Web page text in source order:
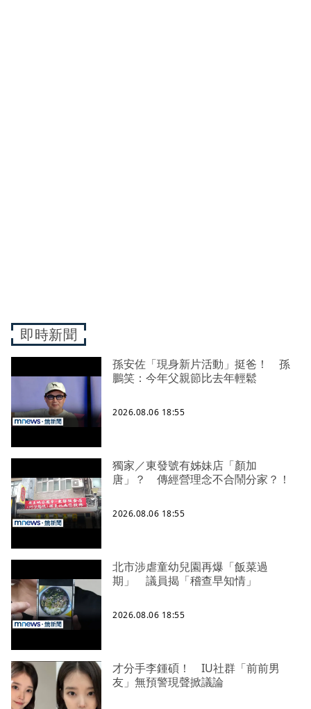
即時新聞
孫安佐「現身新片活動」挺爸！ 孫
鵬笑：今年父親節比去年輕鬆
2026.08.06 18:55
獨家／東發號有姊妹店「顏加
唐」？ 傳經營理念不合鬧分家？！
2026.08.06 18:55
北市涉虐童幼兒園再爆「飯菜過
期」 議員揭「稽查早知情」
2026.08.06 18:55
才分手李鍾碩！ IU社群「前前男
友」無預警現聲掀議論